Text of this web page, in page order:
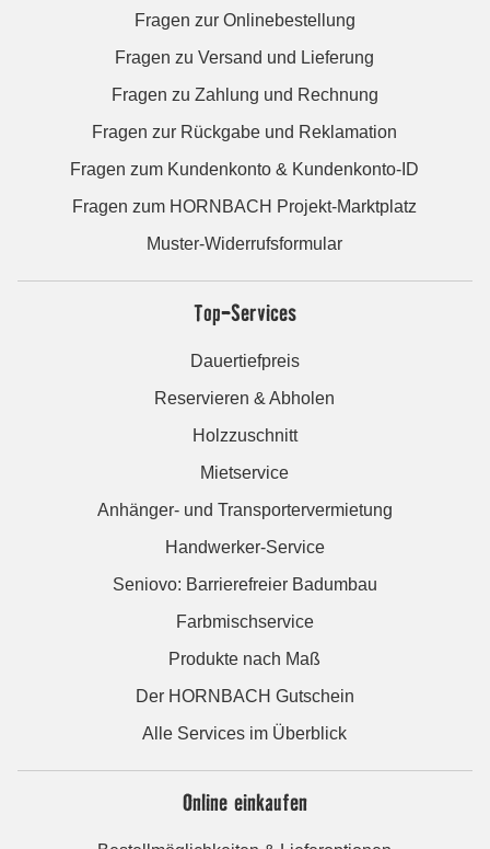
Fragen zur Onlinebestellung
Fragen zu Versand und Lieferung
Fragen zu Zahlung und Rechnung
Fragen zur Rückgabe und Reklamation
Fragen zum Kundenkonto & Kundenkonto-ID
Fragen zum HORNBACH Projekt-Marktplatz
Muster-Widerrufsformular
Top-Services
Dauertiefpreis
Reservieren & Abholen
Holzzuschnitt
Mietservice
Anhänger- und Transportervermietung
Handwerker-Service
Seniovo: Barrierefreier Badumbau
Farbmischservice
Produkte nach Maß
Der HORNBACH Gutschein
Alle Services im Überblick
Online einkaufen